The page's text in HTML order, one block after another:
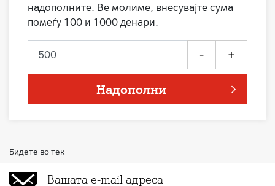
надополните. Ве молиме, внесувајте сума
помеѓу 100 и 1000 денари.
- +
Надополни
Бидете во тек